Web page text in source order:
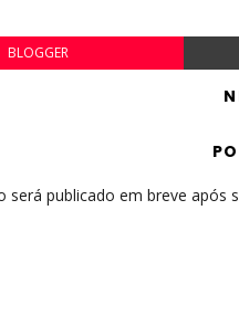
BLOGGER
será publicado em breve após